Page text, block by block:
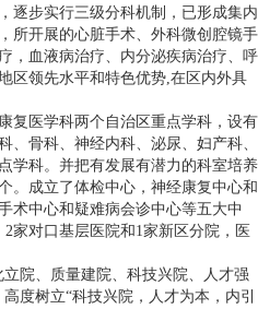
逐步实行三级分科机制，已形成集内
所开展的心脏手术、外科微创腔镜手
，血液病治疗、内分泌疾病治疗、呼
区领先水平和特色优势,在区内外具
医学科两个自治区重点学科，设有
、骨科、神经内科、泌尿、妇产科、
学科。并把有发展有潜力的科室培养
。成立了体检中心，神经康复中心和
术中心和疑难病会诊中心等五大中
家对口基层医院和1家新区分院，医
院、质量建院、科技兴院、人才强
度树立“科技兴院，人才为本，内引